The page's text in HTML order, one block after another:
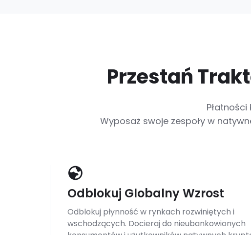
Przestań
Wyposaż swoje zespoły w
Odblokuj Globalny Wzrost
Odblokuj płynność w rynkach rozwiniętych i
wschodzących. Docieraj do nieubankowionych